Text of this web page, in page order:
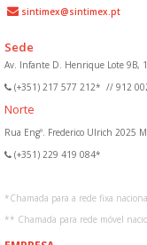
sintimex@sintimex.pt
Sede
Av. Infante D. Henrique Lote 9B,
(+351) 217 577 212* // 912
Norte
Rua Engº. Frederico Ulrich 2025
(+351) 229 419 084*
*Chamada para a rede fixa
** Chamada para rede móvel